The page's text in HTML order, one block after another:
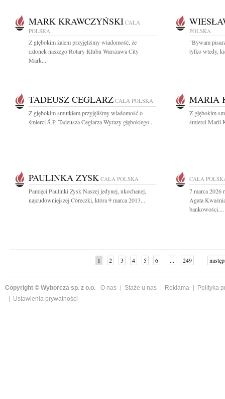
MARK KRAWCZYŃSKI CAŁA
POLSKA
Z głębokim żalem przyjęliśmy wiadomość, że
członek naszego Rotary Klubu Warszawa City
Mark...
POLSKA
"Bywam
tylko wtedy,
TADEUSZ CEGLARZ CAŁA POLSKA
Z głębokim smutkiem przyjęliśmy wiadomość o
śmierci Ś.P. Tadeusza Ceglarza Wyrazy głębokiego...
MARIA
Z głębokim
śmierci Marii
PAULINKA ZYSK CAŁA POLSKA
Pamięci Paulinki Zysk Naszej jedynej, ukochanej,
najcudowniejszej Córeczki, która 9 marca 2013...
CAŁA
7 marca 2026
Agata
bankowości....
1 2 3 4 5 6 ... 249
Copyright © Wyborcza sp. z o.o. O nas Staże u nas Reklama
Polityka
Ustawienia prywatności